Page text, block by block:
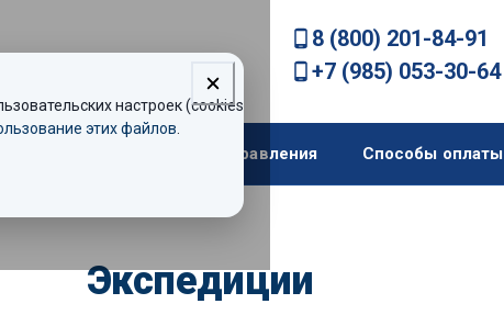
8 (800) 201-84-91
+7 (985) 053-30-64
Направления Способы оплаты
Экспедиции
настроек (cookies).
этих файлов